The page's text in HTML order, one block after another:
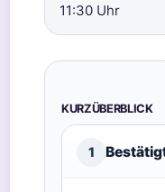
11:30 Uhr
KURZÜBERBLICK
1